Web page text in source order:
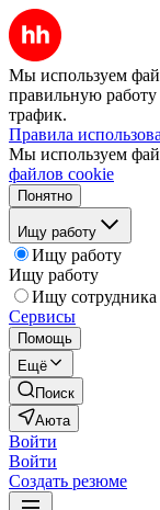
Мы используем
правильную работу
трафик.
Правила
Мы используем
файлов cookie
Понятно
Ищу работу
Ищу работу
Ищу работу
Ищу сотрудника
Сервисы
Помощь
Ещё
Поиск
Аюта
Войти
Войти
Создать резюме